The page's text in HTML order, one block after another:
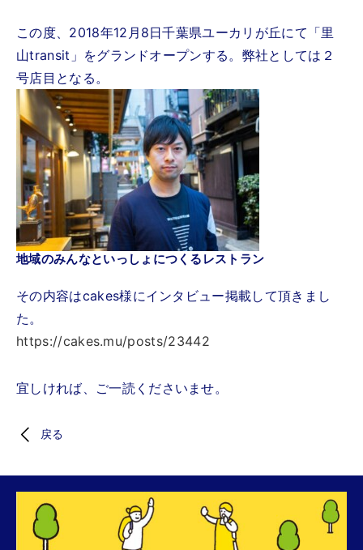
この度、2018年12月8日千葉県ユーカリが丘にて「里
山transit」をグランドオープンする。弊社としては２
号店目となる。
地域のみんなといっしょにつくるレストラン
その内容はcakes様にインタビュー掲載して頂きまし
た。
https://cakes.mu/posts/23442
宜しければ、ご一読くださいませ。
戻る